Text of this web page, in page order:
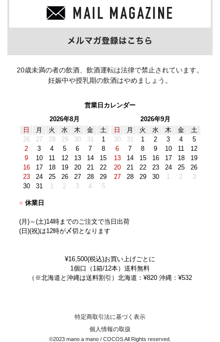
20歳未満の者の飲酒、飲酒運転は法律で禁止されています。
妊娠中や授乳期の飲酒はやめましょう。
営業日カレンダー
2026年8月
日
月 火 水 木 金
土
26
27 28 29 30 31
1
2
3 4 5 6 7
8
9
10 11 12 13 14
15
16
17 18 19 20 21
22
23
24 25 26 27 28
29
30
31 1 2 3 4 5
2026年9月
日
月 火 水 木 金
土
30
31 1 2 3 4
5
6
7 8 9 10 11
12
13
14 15 16 17 18
19
20
21 22 23 24 25
26
27
28 29 30 1 2 3
■ 休業日
(月)～(土)14時までのご注文で当日出荷
(日)(祝)は12時が〆切となります
¥16,500(税込)お買い上げごとに
1個口（1箱/12本）送料無料
（※北海道と沖縄は送料割引）北海道：¥820 沖縄：¥532
特定商取引法に基づく表示
個人情報の取扱
©2023 mano a mano / COCOS All Rights reserved.